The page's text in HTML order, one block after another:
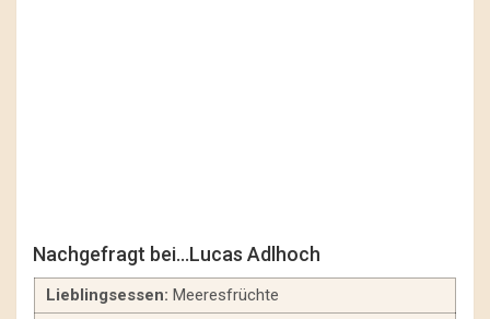
Nachgefragt bei…Lucas Adlhoch
Lieblingsessen: Meeresfrüchte